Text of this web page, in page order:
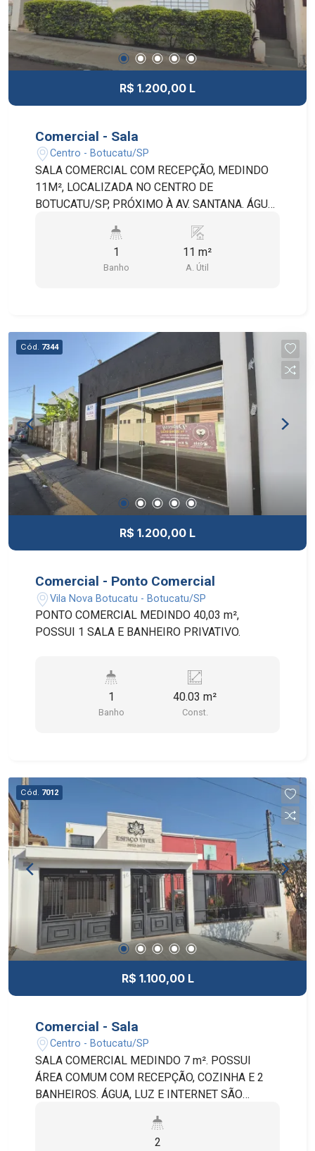
R$ 1.200,00 L
Comercial - Sala
Centro - Botucatu/SP
SALA COMERCIAL COM RECEPÇÃO, MEDINDO
11M², LOCALIZADA NO CENTRO DE
BOTUCATU/SP, PRÓXIMO À AV. SANTANA. ÁGUA,
1
Banho
11 m²
A. Útil
Cód. 7344
R$ 1.200,00 L
Comercial - Ponto Comercial
Vila Nova Botucatu - Botucatu/SP
PONTO COMERCIAL MEDINDO 40,03 m²,
POSSUI 1 SALA E BANHEIRO PRIVATIVO.
1
Banho
40.03 m²
Const.
Cód. 7012
R$ 1.100,00 L
Comercial - Sala
Centro - Botucatu/SP
SALA COMERCIAL MEDINDO 7 m². POSSUI
ÁREA COMUM COM RECEPÇÃO, COZINHA E 2
BANHEIROS. ÁGUA, LUZ E INTERNET SÃO
2